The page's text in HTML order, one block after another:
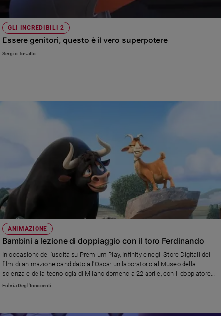
GLI INCREDIBILI 2
Essere genitori, questo è il vero superpotere
Sergio Tosatto
ANIMAZIONE
Bambini a lezione di doppiaggio con il toro Ferdinando
In occasione dell'uscita su Premium Play, Infinity e negli Store Digitali del
film di animazione candidato all'Oscar un laboratorio al Museo della
scienza e della tecnologia di Milano domencia 22 aprile, con il doppiatore
Fabrizio de Flaviis
Fulvia Degl'Innocenti